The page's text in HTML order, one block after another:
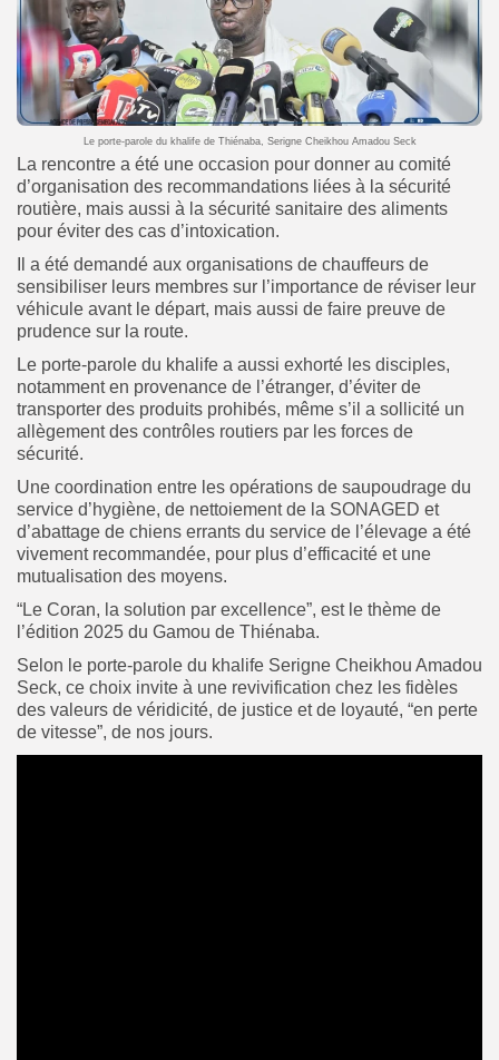
Le porte-parole du khalife de Thiénaba, Serigne Cheikhou Amadou Seck
La rencontre a été une occasion pour donner au comité
d’organisation des recommandations liées à la sécurité
routière, mais aussi à la sécurité sanitaire des aliments
pour éviter des cas d’intoxication.
Il a été demandé aux organisations de chauffeurs de
sensibiliser leurs membres sur l’importance de réviser leur
véhicule avant le départ, mais aussi de faire preuve de
prudence sur la route.
Le porte-parole du khalife a aussi exhorté les disciples,
notamment en provenance de l’étranger, d’éviter de
transporter des produits prohibés, même s’il a sollicité un
allègement des contrôles routiers par les forces de
sécurité.
Une coordination entre les opérations de saupoudrage du
service d’hygiène, de nettoiement de la SONAGED et
d’abattage de chiens errants du service de l’élevage a été
vivement recommandée, pour plus d’efficacité et une
mutualisation des moyens.
“Le Coran, la solution par excellence”, est le thème de
l’édition 2025 du Gamou de Thiénaba.
Selon le porte-parole du khalife Serigne Cheikhou Amadou
Seck, ce choix invite à une revivification chez les fidèles
des valeurs de véridicité, de justice et de loyauté, “en perte
de vitesse”, de nos jours.